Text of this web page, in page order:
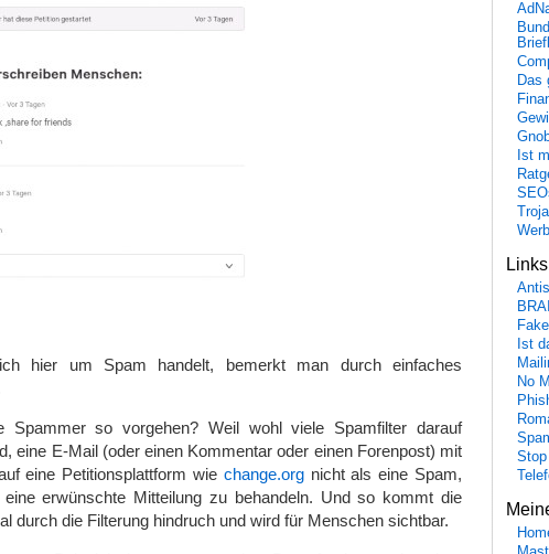
hier um Spam handelt, bemerkt man durch einfaches
Spammer so vorgehen? Weil wohl viele Spamfilter darauf
eine E-Mail (oder einen Kommentar oder einen Forenpost) mit
eine Petitionsplattform wie change.orgnicht als eine Spam,
erwünschte Mitteilung zu behandeln. Und so kommt die
durch die Filterung hindruch und wird für Menschen sichtbar.
Das
Ist
Ist
No